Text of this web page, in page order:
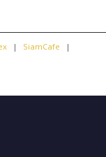
| SiamCafe
|